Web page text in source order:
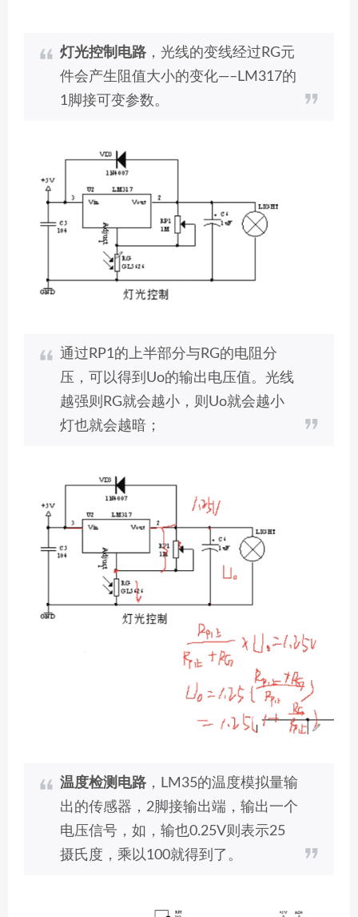
灯光控制电路 ，光线的变线经过RG元
件会产生阻值大小的变化—–LM317的
1脚接可变参数。
通过RP1的上半部分与RG的电阻分
压，可以得到Uo的输出电压值。光线
越强则RG就会越小，则Uo就会越小
灯也就会越暗；
温度检测电路 ，LM35的温度模拟量输
出的传感器，2脚接输出端，输出一个
电压信号，如，输也0.25V则表示25
摄氏度，乘以100就得到了。